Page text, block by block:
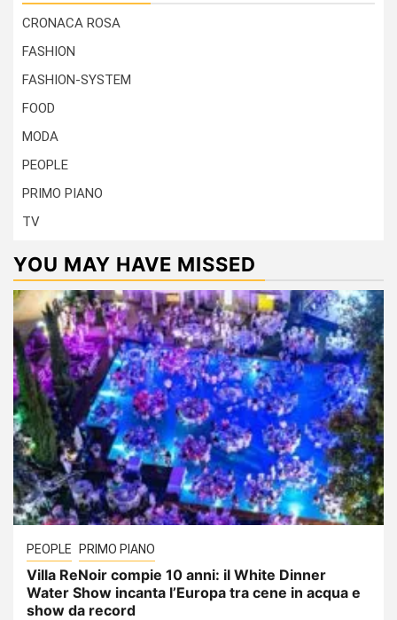
CRONACA ROSA
FASHION
FASHION-SYSTEM
FOOD
MODA
PEOPLE
PRIMO PIANO
TV
YOU MAY HAVE MISSED
PEOPLE PRIMO PIANO
Villa ReNoir compie 10 anni: il White Dinner
Water Show incanta l’Europa tra cene in acqua e
show da record